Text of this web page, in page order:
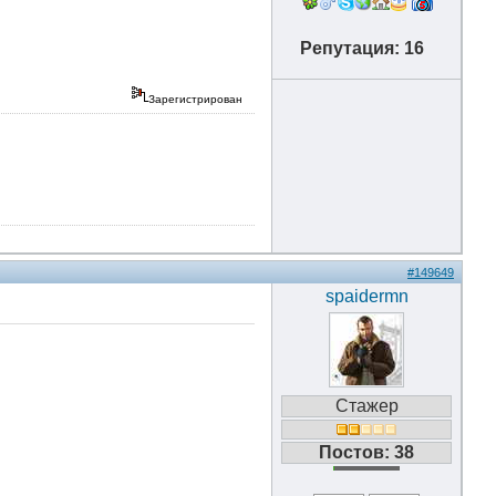
Репутация: 16
Зарегистрирован
#149649
spaidermn
Стажер
Постов: 38